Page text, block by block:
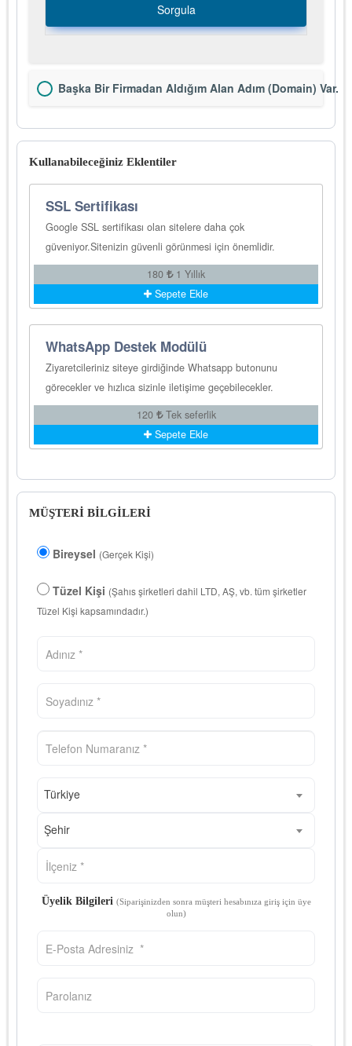
Sorgula
Başka Bir Firmadan Aldığım Alan Adım (Domain) Var.
Kullanabileceğiniz Eklentiler
SSL Sertifikası
Google SSL sertifikası olan sitelere daha çok
güveniyor.Sitenizin güvenli görünmesi için önemlidir.
180
1 Yıllık
Sepete Ekle
WhatsApp Destek Modülü
Ziyaretcileriniz siteye girdiğinde Whatsapp butonunu
görecekler ve hızlıca sizinle iletişime geçebilecekler.
120
Tek seferlik
Sepete Ekle
MÜŞTERİ BİLGİLERİ
Bireysel (Gerçek Kişi)
Tüzel Kişi (Şahıs şirketleri dahil LTD, AŞ, vb. tüm şirketler
Tüzel Kişi kapsamındadır.)
Türkiye
Şehir
Üyelik Bilgileri (Siparişinizden sonra müşteri hesabınıza giriş için üye
olun)